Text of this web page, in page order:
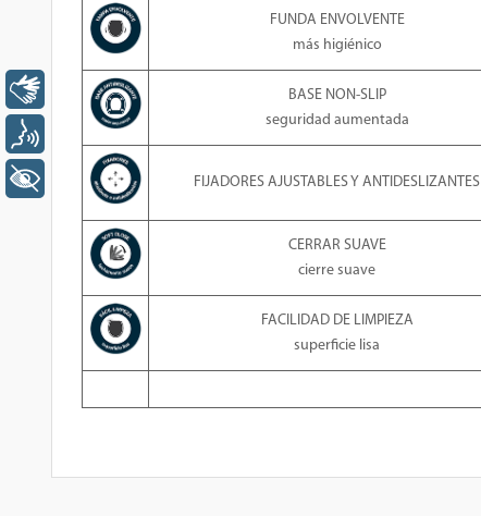
FUNDA ENVOLVENTE
más higiénico
BASE NON-SLIP
seguridad aumentada
FIJADORES AJUSTABLES Y ANTIDESLIZANTES
CERRAR SUAVE
cierre suave
FACILIDAD DE LIMPIEZA
superficie lisa
Libras
+ Acessibilidade